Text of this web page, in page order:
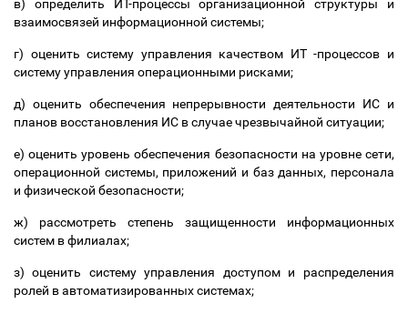
в) определить ИТ-процессы организационной структуры и
взаимосвязей информационной системы;
г) оценить систему управления качеством ИТ -процессов и
систему управления операционными рисками;
д) оценить обеспечения непрерывности деятельности ИС и
планов восстановления ИС в случае чрезвычайной ситуации;
е) оценить уровень обеспечения безопасности на уровне сети,
операционной системы, приложений и баз данных, персонала
и физической безопасности;
ж) рассмотреть степень защищенности информационных
систем в филиалах;
з) оценить систему управления доступом и распределения
ролей в автоматизированных системах;